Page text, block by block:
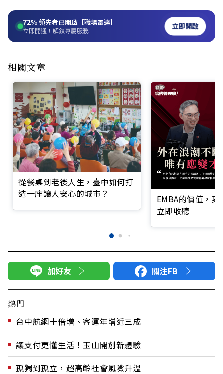
72%領先者已開啟【職場雷達】
立即開通！解鎖專屬服務 立即開啟
相關文章
從餐桌到老後人生，臺中如何打
造一座讓人安心的城市？
EMBA的價值，
立即收聽
加好友 關注FB
熱門
台中航網十倍增、客運年增近三成
讓支付更懂生活！玉山開創新體驗
孤獨到孤立，超高齡社會風險升溫